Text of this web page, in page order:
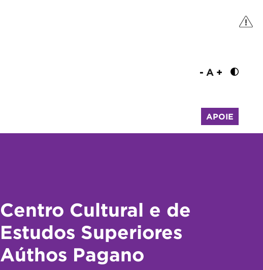
- A +
APOIE
Centro Cultural e de
Estudos Superiores
Aúthos Pagano